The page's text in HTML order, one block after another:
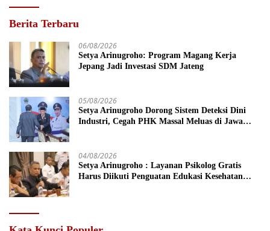
Berita Terbaru
06/08/2026
Setya Arinugroho: Program Magang Kerja
Jepang Jadi Investasi SDM Jateng
05/08/2026
Setya Arinugroho Dorong Sistem Deteksi Dini
Industri, Cegah PHK Massal Meluas di Jawa
04/08/2026
Setya Arinugroho : Layanan Psikolog Gratis
Harus Diikuti Penguatan Edukasi Kesehatan